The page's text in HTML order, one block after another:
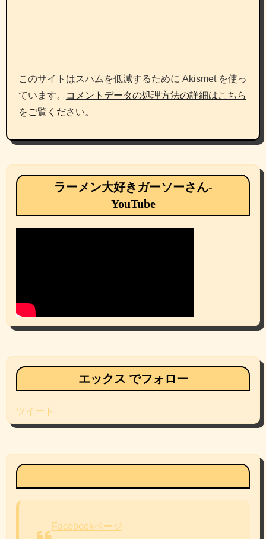
このサイトはスパムを低減するために Akismet を使っ
ています。
コメントデータの処理方法の詳細はこちら
をご覧ください。
ラーメン大好きガーソーさん-
YouTube
エックス でフォロー
ツイート
Facebookページ